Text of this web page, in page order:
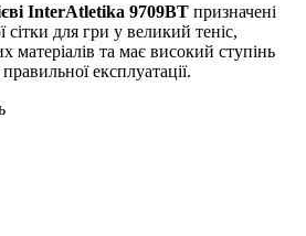
InterAtletika 9709BT призначені
сітки для гри у великий теніс,
матеріалів та має високий ступінь
експлуатації.